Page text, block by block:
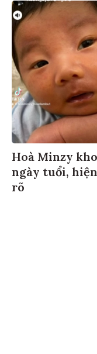
Hoà Minzy
ngày tuổi,
rõ